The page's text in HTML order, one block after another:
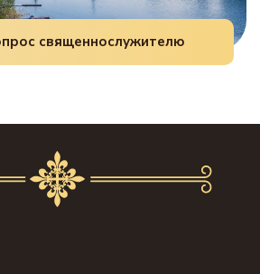
священнослужителю